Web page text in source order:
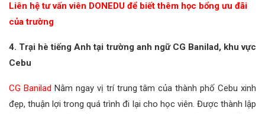
Liên hệ tư vấn viên DONEDU để biết thêm học bổng ưu đãi
của trường
4. Trại hè tiếng Anh tại trường anh ngữ CG Banilad, khu vực
Cebu
CG Banilad Nằm ngay vị trí trung tâm của thành phố Cebu xinh
đẹp, thuận lợi trong quá trình đi lại cho học viên. Được thành lập